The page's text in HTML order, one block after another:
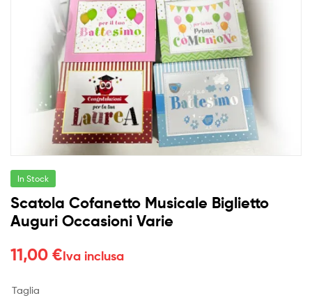
In Stock
Scatola Cofanetto Musicale Biglietto
Auguri Occasioni Varie
11,00 €Iva inclusa
Taglia